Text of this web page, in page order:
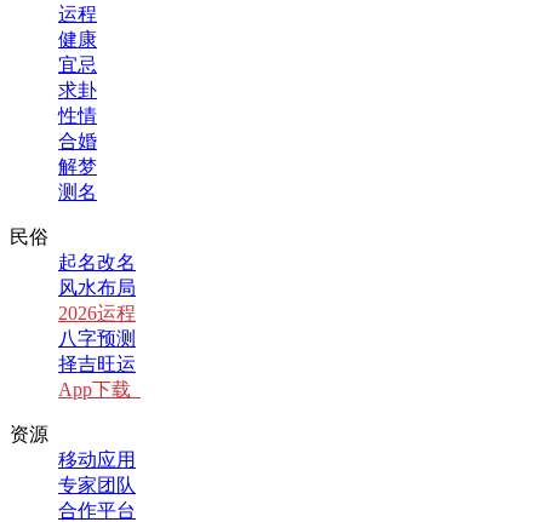
运程
健康
宜忌
求卦
性情
合婚
解梦
测名
民俗
起名改名
风水布局
2026运程
八字预测
择吉旺运
App下载
资源
移动应用
专家团队
合作平台